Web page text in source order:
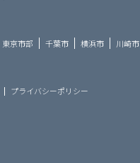
東京市部 千葉市 横浜市 川崎市
プライバシーポリシー